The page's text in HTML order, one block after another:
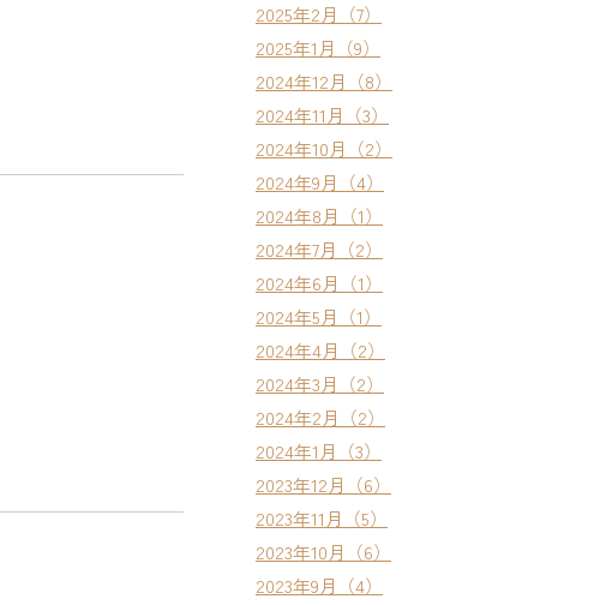
2025年2月（7）
2025年1月（9）
2024年12月（8）
2024年11月（3）
2024年10月（2）
2024年9月（4）
2024年8月（1）
2024年7月（2）
2024年6月（1）
2024年5月（1）
2024年4月（2）
2024年3月（2）
2024年2月（2）
2024年1月（3）
2023年12月（6）
2023年11月（5）
2023年10月（6）
2023年9月（4）